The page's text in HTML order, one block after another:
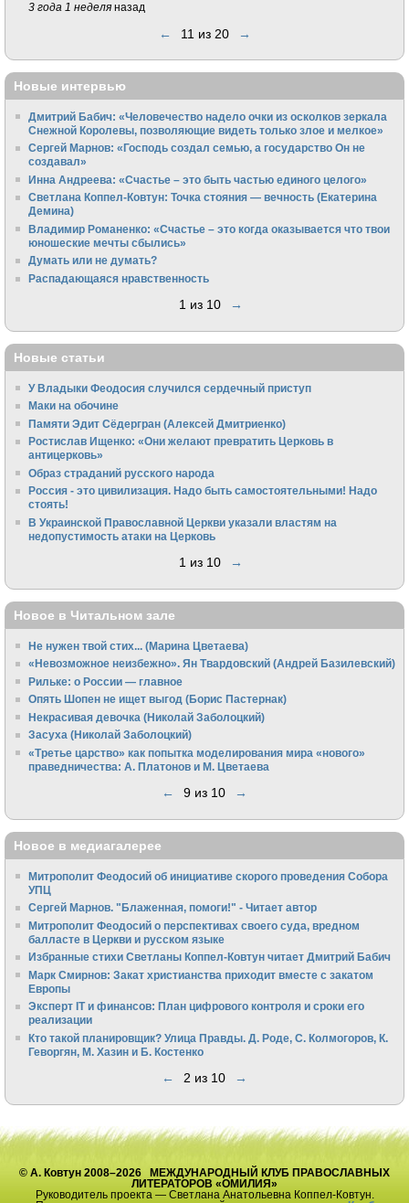
3 года 1 неделя назад
← 11 из 20 →
Новые интервью
Дмитрий Бабич: «Человечество надело очки из осколков зеркала
Снежной Королевы, позволяющие видеть только злое и мелкое»
Сергей Марнов: «Господь создал семью, а государство Он не
создавал»
Инна Андреева: «Счастье – это быть частью единого целого»
Светлана Коппел-Ковтун: Точка стояния — вечность (Екатерина
Демина)
Владимир Романенко: «Счастье – это когда оказывается что твои
юношеские мечты сбылись»
Думать или не думать?
Распадающаяся нравственность
1 из 10 →
Новые статьи
У Владыки Феодосия случился сердечный приступ
Маки на обочине
Памяти Эдит Сёдергран (Алексей Дмитриенко)
Ростислав Ищенко: «Они желают превратить Церковь в
антицерковь»
Образ страданий русского народа
Россия - это цивилизация. Надо быть самостоятельными! Надо
стоять!
В Украинской Православной Церкви указали властям на
недопустимость атаки на Церковь
1 из 10 →
Новое в Читальном зале
Не нужен твой стих... (Марина Цветаева)
«Невозможное неизбежно». Ян Твардовский (Андрей Базилевский)
Рильке: о России — главное
Опять Шопен не ищет выгод (Борис Пастернак)
Некрасивая девочка (Николай Заболоцкий)
Засуха (Николай Заболоцкий)
«Третье царство» как попытка моделирования мира «нового»
праведничества: А. Платонов и М. Цветаева
← 9 из 10 →
Новое в медиагалерее
Митрополит Феодосий об инициативе скорого проведения Собора
УПЦ
Сергей Марнов. "Блаженная, помоги!" - Читает автор
Митрополит Феодосий о перспективах своего суда, вредном
балласте в Церкви и русском языке
Избранные стихи Светланы Коппел-Ковтун читает Дмитрий Бабич
Марк Смирнов: Закат христианства приходит вместе с закатом
Европы
Эксперт IT и финансов: План цифрового контроля и сроки его
реализации
Кто такой планировщик? Улица Правды. Д. Роде, С. Колмогоров, К.
Геворгян, М. Хазин и Б. Костенко
← 2 из 10 →
© А. Ковтун 2008–2026 МЕЖДУНАРОДНЫЙ КЛУБ ПРАВОСЛАВНЫХ
ЛИТЕРАТОРОВ «ОМИЛИЯ»
Руководитель проекта — Светлана Анатольевна Коппел-Ковтун.